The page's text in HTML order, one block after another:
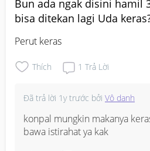
Bun ada ngak disini hamil
bisa ditekan lagi Uda
Perut keras
Thích 1 Trả Lời
Đã trả lời 1y trước bởi Vô danh
konpal mungkin makanya
bawa istirahat ya kak